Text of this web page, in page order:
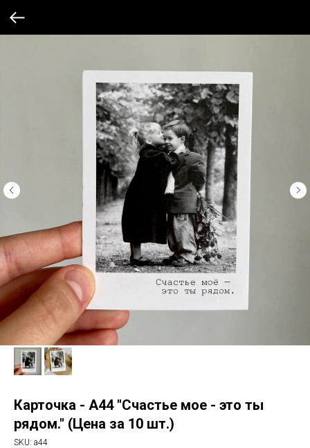
Карточка - А44 "Счастье мое - это ты
рядом." (Цена за 10 шт.)
SKU: а44